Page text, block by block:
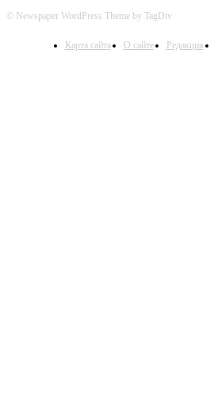
© Newspaper WordPress Theme by TagDiv
Карта сайта О сайте Редакция